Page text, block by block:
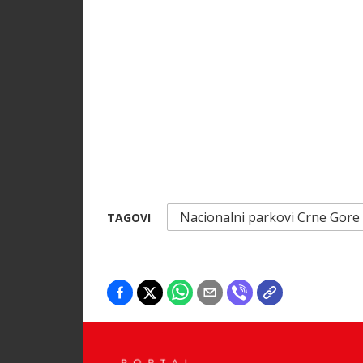
TAGOVI Nacionalni parkovi Crne Gore